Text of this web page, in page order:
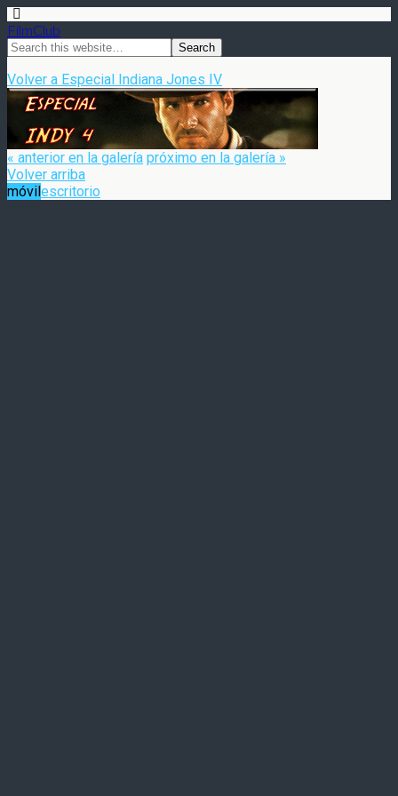
FilmClub
Volver a Especial Indiana Jones IV
« anterior en la galería próximo en la galería »
Volver arriba
móvilescritorio